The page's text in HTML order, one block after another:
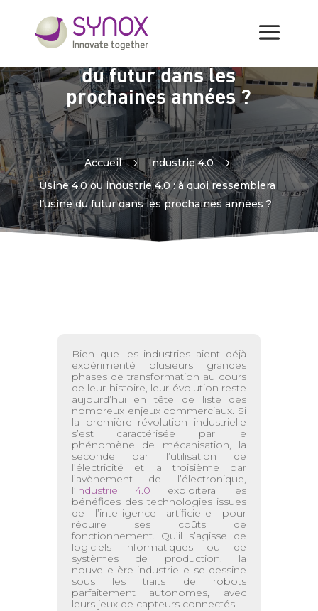
Usine 4.0 ou industrie 4.0 :
à quoi ressemblera l’usine
du futur dans les
prochaines années ?
Accueil 5 Industrie 4.0 5
Usine 4.0 ou industrie 4.0 : à quoi ressemblera
l’usine du futur dans les prochaines années ?
Bien que les industries aient déjà
expérimenté plusieurs grandes
phases de transformation au cours
de leur histoire, leur évolution reste
aujourd’hui en tête de liste des
nombreux enjeux commerciaux. Si
la première révolution industrielle
s’est caractérisée par le
phénomène de mécanisation, la
seconde par l’utilisation de
l’électricité et la troisième par
l’avènement de l’électronique,
l’industrie 4.0 exploitera les
bénéfices des technologies issues
de l’intelligence artificielle pour
réduire ses coûts de
fonctionnement. Qu’il s’agisse de
logiciels informatiques ou de
systèmes de production, la
nouvelle ère industrielle se dessine
sous les traits de robots
parfaitement autonomes, avec
leurs jeux de capteurs connectés.